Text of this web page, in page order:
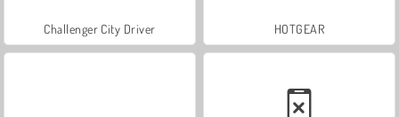
Challenger City Driver HOTGEAR